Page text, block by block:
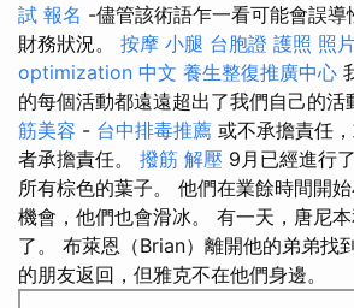
試 報名 -儘管該術語乍一看可能會誤導
財務狀況。 按摩 小腿 台胞證 護照 照
optimization 中文 養生整復推廣中心
的每個活動都遠遠超出了我們自己的活
筋美容 - 台中排毒推薦 或不承擔責任
者承擔責任。 撥筋 解壓 9月已經進行
所有棕色的葉子。 他們在業餘時間開
機會，他們也會滑冰。 有一天，唐尼
了。 布萊恩（Brian）離開他的弟弟找
的朋友返回，但雅克不在他們身邊。